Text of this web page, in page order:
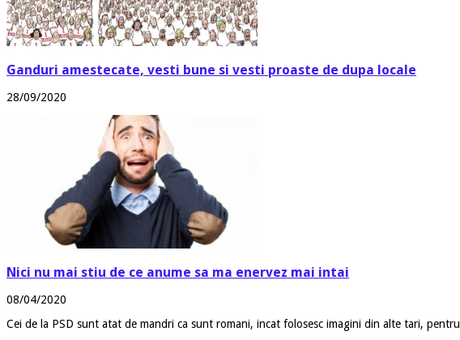
Ganduri amestecate, vesti bune si vesti proaste de dupa locale
28/09/2020
Nici nu mai stiu de ce anume sa ma enervez mai intai
08/04/2020
Cei de la PSD sunt atat de mandri ca sunt romani, incat folosesc imagini din alte tari,